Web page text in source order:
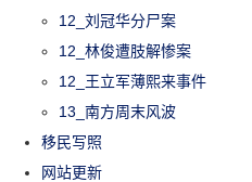
12_刘冠华分尸案
12_林俊遭肢解惨案
12_王立军薄熙来事件
13_南方周末风波
移民写照
网站更新